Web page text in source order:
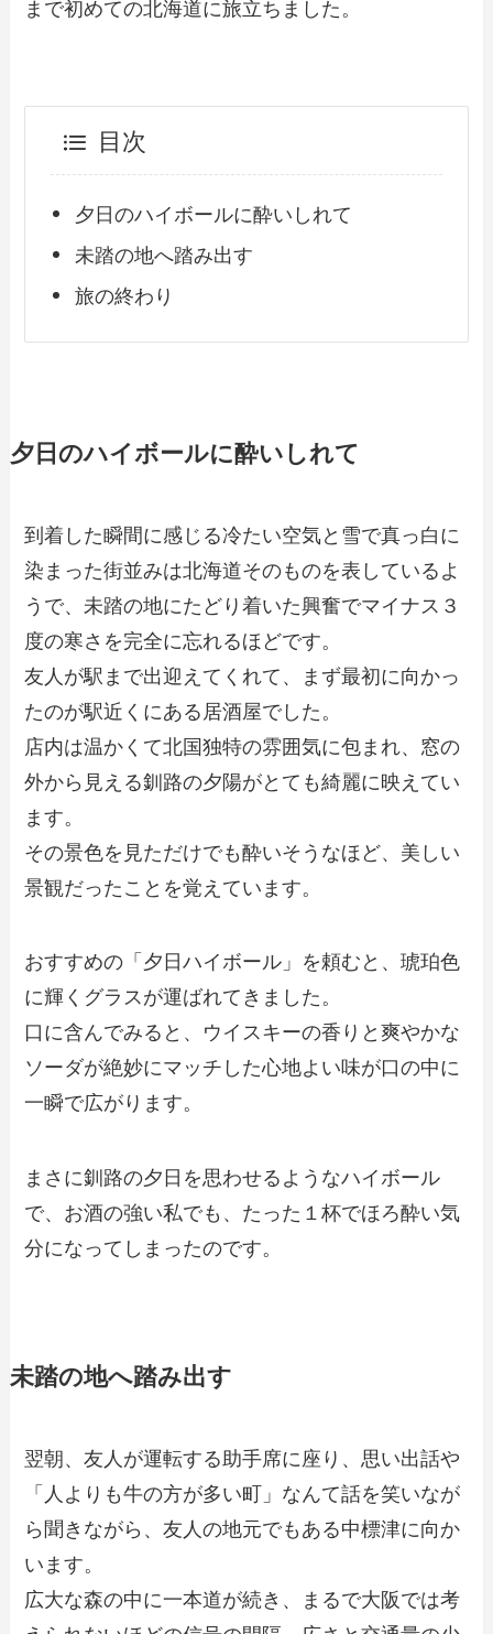
まで初めての北海道に旅立ちました。
目次
夕日のハイボールに酔いしれて
未踏の地へ踏み出す
旅の終わり
夕日のハイボールに酔いしれて
到着した瞬間に感じる冷たい空気と雪で真っ白に
染まった街並みは北海道そのものを表しているよ
うで、未踏の地にたどり着いた興奮でマイナス３
度の寒さを完全に忘れるほどです。
友人が駅まで出迎えてくれて、まず最初に向かっ
たのが駅近くにある居酒屋でした。
店内は温かくて北国独特の雰囲気に包まれ、窓の
外から見える釧路の夕陽がとても綺麗に映えてい
ます。
その景色を見ただけでも酔いそうなほど、美しい
景観だったことを覚えています。
おすすめの「夕日ハイボール」を頼むと、琥珀色
に輝くグラスが運ばれてきました。
口に含んでみると、ウイスキーの香りと爽やかな
ソーダが絶妙にマッチした心地よい味が口の中に
一瞬で広がります。
まさに釧路の夕日を思わせるようなハイボール
で、お酒の強い私でも、たった１杯でほろ酔い気
分になってしまったのです。
未踏の地へ踏み出す
翌朝、友人が運転する助手席に座り、思い出話や
「人よりも牛の方が多い町」なんて話を笑いなが
ら聞きながら、友人の地元でもある中標津に向か
います。
広大な森の中に一本道が続き、まるで大阪では考